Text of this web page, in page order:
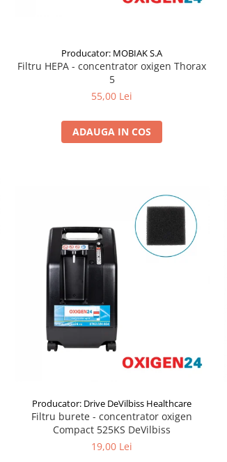
Producator: MOBIAK S.A
Filtru HEPA - concentrator oxigen Thorax
5
55,00 Lei
ADAUGA IN COS
Producator: Drive DeVilbiss Healthcare
Filtru burete - concentrator oxigen
Compact 525KS DeVilbiss
19,00 Lei